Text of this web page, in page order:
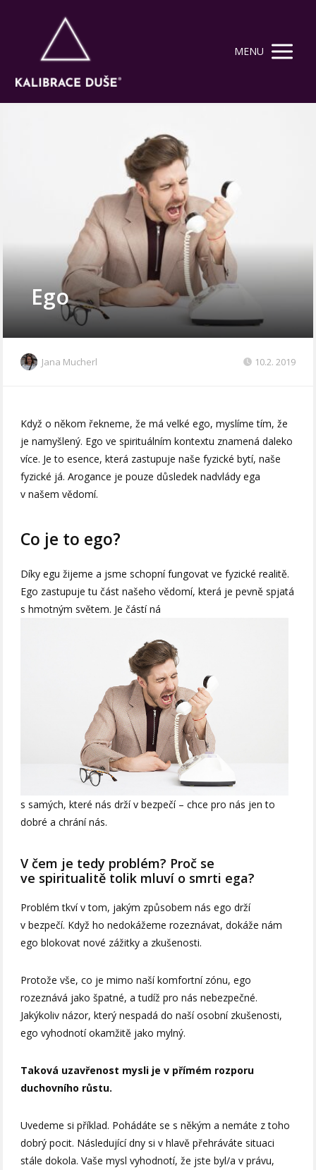
MENU
Ego
Jana Mucherl 10.2. 2019
Když o někom řekneme, že má velké ego, myslíme tím, že
je namyšlený. Ego ve spirituálním kontextu znamená daleko
více. Je to esence, která zastupuje naše fyzické bytí, naše
fyzické já. Arogance je pouze důsledek nadvlády ega
v našem vědomí.
Co je to ego?
Díky egu žijeme a jsme schopní fungovat ve fyzické realitě.
Ego zastupuje tu část našeho vědomí, která je pevně spjatá
s hmotným světem. Je částí ná
s samých, které nás drží v bezpečí – chce pro nás jen to
dobré a chrání nás.
V čem je tedy problém? Proč se
ve spiritualitě tolik mluví o smrti ega?
Problém tkví v tom, jakým způsobem nás ego drží
v bezpečí. Když ho nedokážeme rozeznávat, dokáže nám
ego blokovat nové zážitky a zkušenosti.
Protože vše, co je mimo naší komfortní zónu, ego
rozeznává jako špatné, a tudíž pro nás nebezpečné.
Jakýkoliv názor, který nespadá do naší osobní zkušenosti,
ego vyhodnotí okamžitě jako mylný.
Taková uzavřenost mysli je v přímém rozporu
duchovního růstu.
Uvedeme si příklad. Pohádáte se s někým a nemáte z toho
dobrý pocit. Následující dny si v hlavě přehráváte situaci
stále dokola. Vaše mysl vyhodnotí, že jste byl/a v právu,